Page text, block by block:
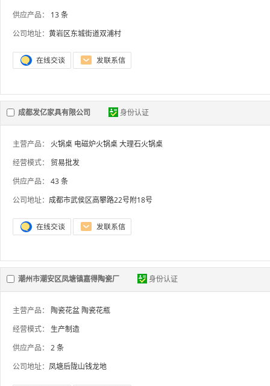
供应产品：
13 条
公司地址： 黄岩区东城街道双浦村
成都发亿家具有限公司 身份认证
主营产品： 火锅桌 电磁炉火锅桌大理石火锅桌
经营模式：
贸易批发
供应产品：
43 条
公司地址： 成都市武侯区高攀路22号附18号
潮州市潮安区凤塘镇嘉得陶瓷厂 身份认证
主营产品： 陶瓷花盆 陶瓷花瓶
经营模式：
生产制造
供应产品：
2 条
公司地址： 凤塘后陇山钱龙地